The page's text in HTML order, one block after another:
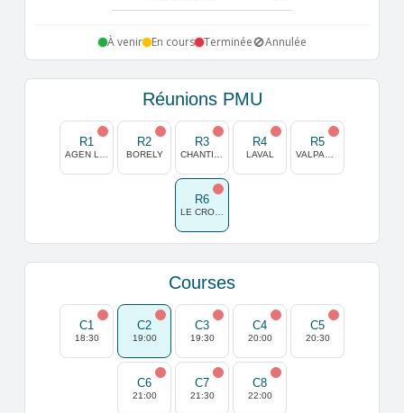
À venir En cours Terminée🚫Annulée
Réunions PMU
R1 R2
BORELY
R3 R4
LAVAL
R5
R6
Courses
C1
18:30
C2
19:00
C3
19:30
C4
20:00
C5
20:30
C6
21:00
C7
21:30
C8
22:00